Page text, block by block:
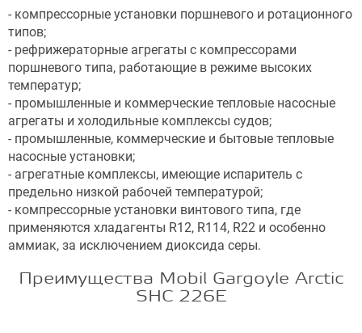
- компрессорные установки поршневого и ротационного
типов;
- рефрижераторные агрегаты с компрессорами
поршневого типа, работающие в режиме высоких
температур;
- промышленные и коммерческие тепловые насосные
агрегаты и холодильные комплексы судов;
- промышленные, коммерческие и бытовые тепловые
насосные установки;
- агрегатные комплексы, имеющие испаритель с
предельно низкой рабочей температурой;
- компрессорные установки винтового типа, где
применяются хладагенты R12, R114, R22 и особенно
аммиак, за исключением диоксида серы.
Преимущества Mobil Gargoyle Arctic
SHC 226E